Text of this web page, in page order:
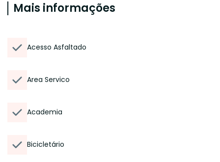
Mais informações
Acesso Asfaltado
Area Servico
Academia
Bicicletário